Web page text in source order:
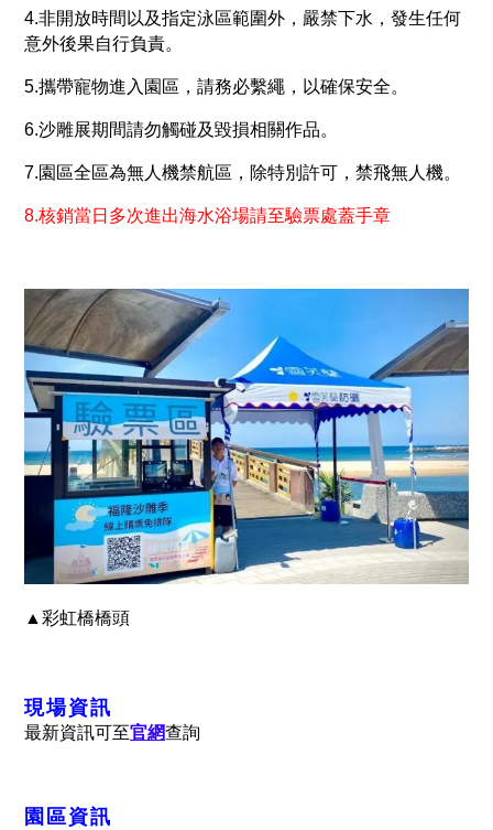
4.非開放時間以及指定泳區範圍外，嚴禁下水，發生任何
意外後果自行負責。
5.攜帶寵物進入園區，請務必繫繩，以確保安全。
6.沙雕展期間請勿觸碰及毀損相關作品。
7.園區全區為無人機禁航區，除特別許可，禁飛無人機。
8.核銷當日多次進出海水浴場請至驗票處蓋手章
▲彩虹橋橋頭
現場資訊
最新資訊可至官網查詢
園區資訊